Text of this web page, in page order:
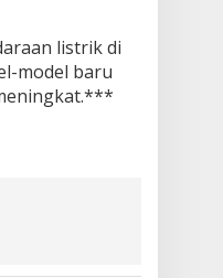
listrik di
model baru